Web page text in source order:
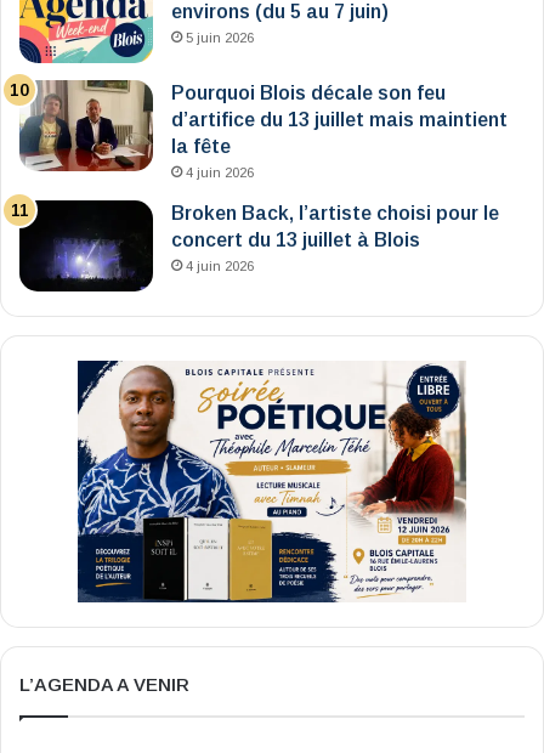
environs (du 5 au 7 juin)
5 juin 2026
Pourquoi Blois décale son feu
d’artifice du 13 juillet mais maintient
la fête
4 juin 2026
Broken Back, l’artiste choisi pour le
concert du 13 juillet à Blois
4 juin 2026
L’AGENDA A VENIR